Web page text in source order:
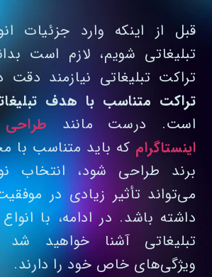
قبل از اینکه وارد جزئیات
تبلیغاتی شویم، لازم است
تراکت تبلیغاتی نیازمند دقت
تراکت متناسب با هدف
است. درست مانند طراحی
اینستاگرام که باید متناسب با
برند طراحی شود، انتخاب
می‌تواند تأثیر زیادی در
داشته باشد. در ادامه، با
تبلیغاتی آشنا خواهید
ویژگی‌های خاص خود را دارند.